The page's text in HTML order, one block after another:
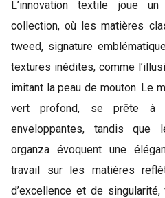
L’innovation textile joue
collection, où les matières
tweed, signature
textures inédites, comme
imitant la peau de mouton. Le
vert profond, se prête à
enveloppantes, tandis
organza évoquent une
travail sur les matières
d’excellence et de